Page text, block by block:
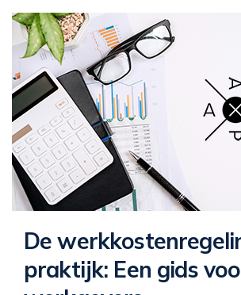
De
praktijk: Een gids